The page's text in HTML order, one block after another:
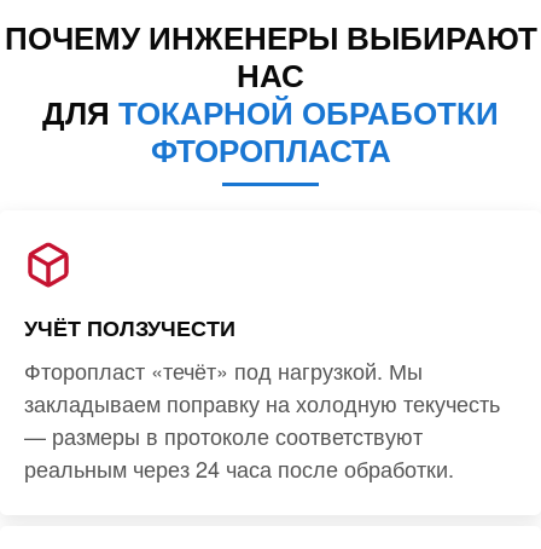
ПОЧЕМУ ИНЖЕНЕРЫ ВЫБИРАЮТ
НАС
ДЛЯ ТОКАРНОЙ ОБРАБОТКИ
ФТОРОПЛАСТА
УЧЁТ ПОЛЗУЧЕСТИ
Фторопласт «течёт» под нагрузкой. Мы
закладываем поправку на холодную текучесть
— размеры в протоколе соответствуют
реальным через 24 часа после обработки.